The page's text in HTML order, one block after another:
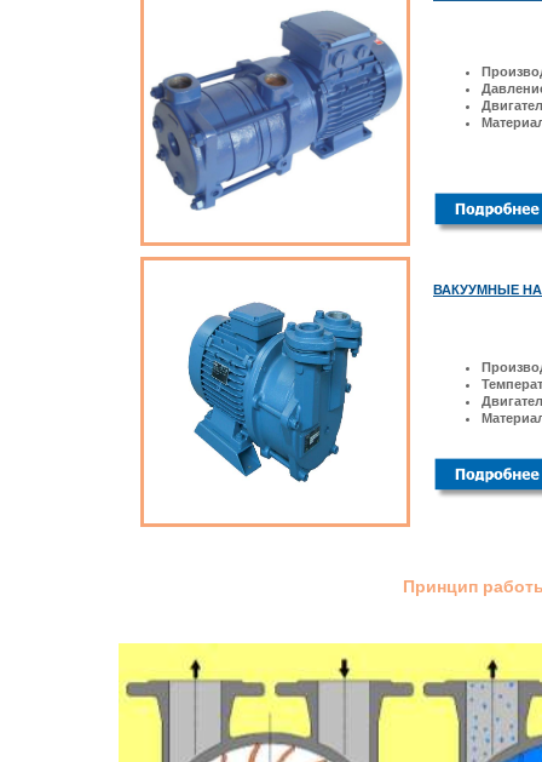
ВАКУУМНЫЕ
Принцип